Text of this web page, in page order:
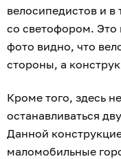
велосипедистов и в
со светофором. Это
фото видно, что
стороны, а
Кроме того, здесь
останавливаться
Данной
маломобильные